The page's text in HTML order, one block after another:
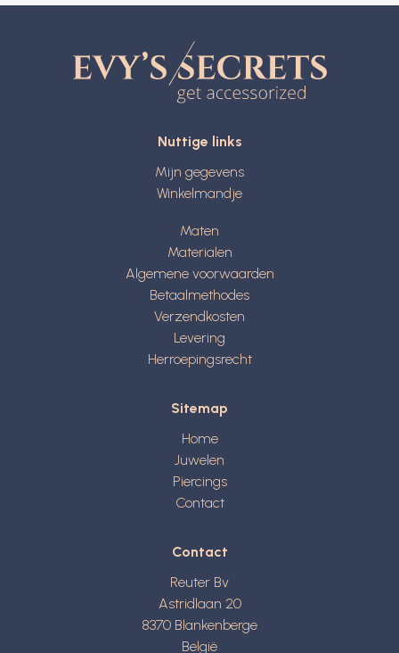
Nuttige links
Mijn gegevens
Winkelmandje
Maten
Materialen
Algemene voorwaarden
Betaalmethodes
Verzendkosten
Levering
Herroepingsrecht
Sitemap
Home
Juwelen
Piercings
Contact
Contact
Reuter Bv
Astridlaan 20
8370 Blankenberge
België